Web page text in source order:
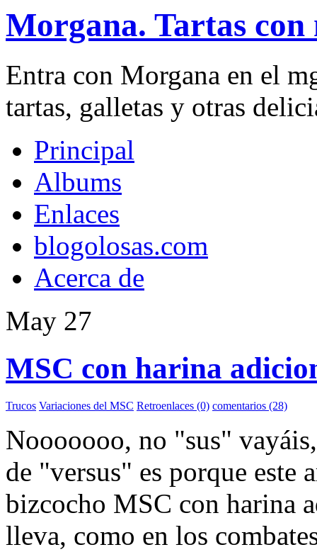
Morgana. Tartas con
Entra con Morgana en el
tartas, galletas y otras
Principal
Albums
Enlaces
blogolosas.com
Acerca de
May 27
MSC con harina
Trucos Variaciones del MSC Retroenlaces (0) comentarios (28)
Nooooooo, no "sus"
de "versus" es porque este
bizcocho MSC con harina
lleva, como en los